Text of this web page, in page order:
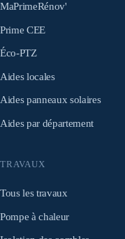
MaPrimeRénov'
Prime CEE
Éco-PTZ
Aides locales
Aides panneaux solaires
Aides par département
TRAVAUX
Tous les travaux
Pompe à chaleur